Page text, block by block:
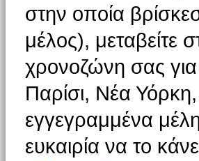
στην οποία
μέλος), μεταβείτε
χρονοζώνη σας για
Παρίσι, Νέα
εγγεγραμμένα
ευκαιρία να το